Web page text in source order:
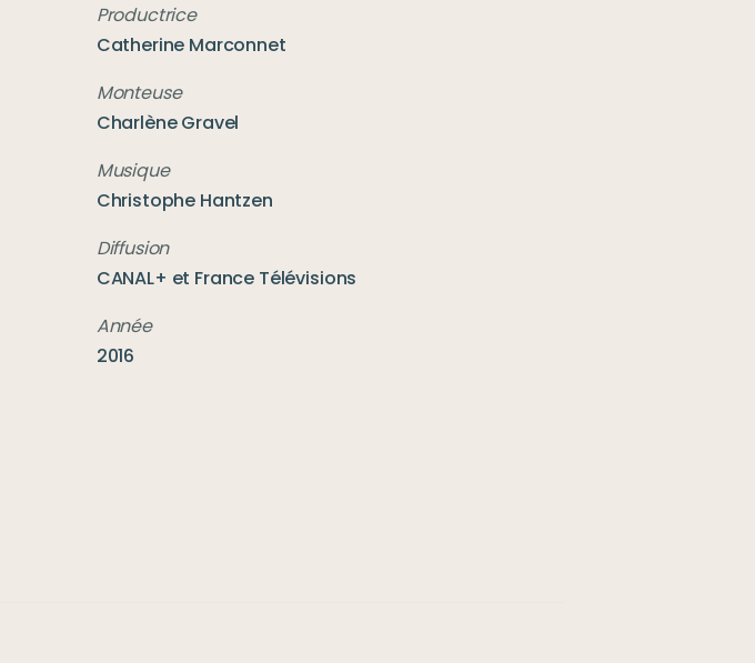
Productrice
Catherine Marconnet
Monteuse
Charlène Gravel
Musique
Christophe Hantzen
Diffusion
CANAL+ et France Télévisions
Année
2016